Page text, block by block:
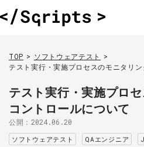
TOP
ソフトウェアテスト
テスト実行・実施プロセスのモニタリ
テスト実行・実施プロ
コントロールについて
公開：2024.06.20
ソフトウェアテスト QAエンジニア